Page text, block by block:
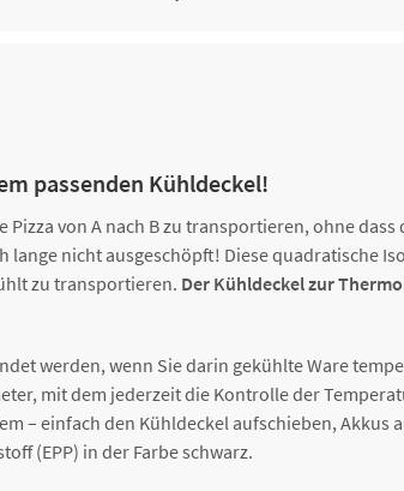
passenden Kühldeckel!
von A nach B zu transportieren, ohne
nicht ausgeschöpft! Diese quadratische
zu transportieren. Der Kühldeckel zur
werden, wenn Sie darin gekühlte Ware
mit dem jederzeit die Kontrolle der
– einfach den Kühldeckel aufschieben,
(EPP) in der Farbe schwarz.